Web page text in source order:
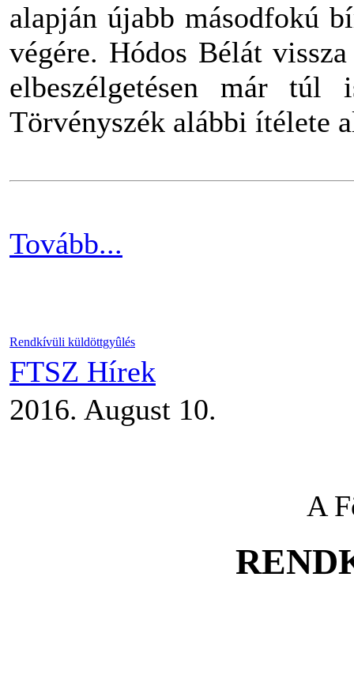
alapján újabb másodfokú
végére. Hódos Bélát
elbeszélgetésen már
Törvényszék alábbi ítélete
Tovább...
Rendkívüli küldöttgyûlés
FTSZ Hírek
2016. August 10.
A